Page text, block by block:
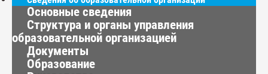
Основные сведения
Структура и органы управления
образовательной организацией
Документы
Образование